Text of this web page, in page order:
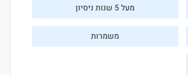
מעל 5 שנות ניסיון
משמרות